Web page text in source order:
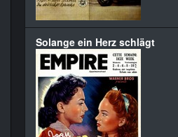
Solange ein Herz schlägt